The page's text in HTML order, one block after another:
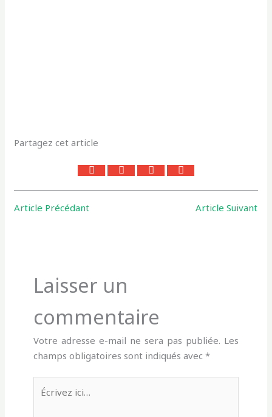
Partagez cet article
Article Précédant Article Suivant
Laisser un
commentaire
Votre adresse e-mail ne sera pas publiée. Les
champs obligatoires sont indiqués avec*
ici…